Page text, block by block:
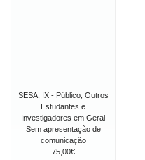
SESA, IX - Público, Outros
Estudantes e
Investigadores em Geral
Sem apresentação de
comunicação
75,00€